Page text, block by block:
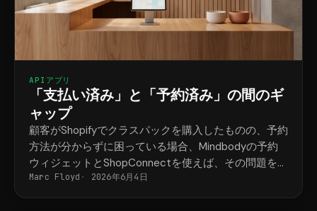
APIアプリ
「支払い済み」と「予約済み」の間のギ
ャップ
顧客がShopifyでクラスパックを購入したものの、予約
方法が分からずに困っている場合、Mindbodyの予約
ウィジェットとShopConnectを使えば、その問題を解
決できます。
Marc Floyd 2026年6月4日